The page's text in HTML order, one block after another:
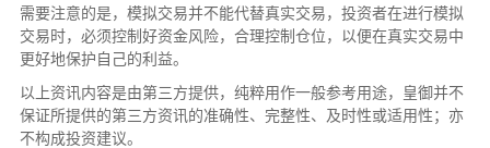
需要注意的是，模拟交易并不能代替真实交易，投资者在进行模拟
交易时，必须控制好资金风险，合理控制仓位，以便在真实交易中
更好地保护自己的利益。
以上资讯内容是由第三方提供，纯粹用作一般参考用途，皇御并不
保证所提供的第三方资讯的准确性、完整性、及时性或适用性；亦
不构成投资建议。